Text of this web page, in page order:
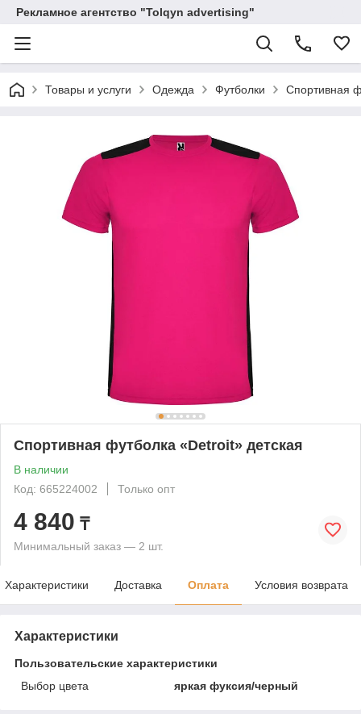
Рекламное агентство "Tolqyn advertising"
Товары и услуги Одежда Футболки Спортивная
Спортивная футболка «Detroit» детская
В наличии
Код: 665224002
Только опт
4 840 ₸
Минимальный заказ — 2 шт.
Характеристики Доставка Оплата Условия возврата
Характеристики
Пользовательские характеристики
Выбор цвета
яркая фуксия/черный